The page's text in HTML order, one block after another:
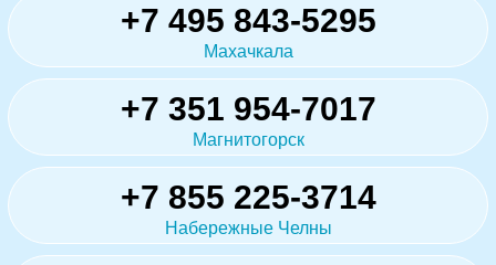
+7 495 843-5295
Махачкала
+7 351 954-7017
Магнитогорск
+7 855 225-3714
Набережные Челны